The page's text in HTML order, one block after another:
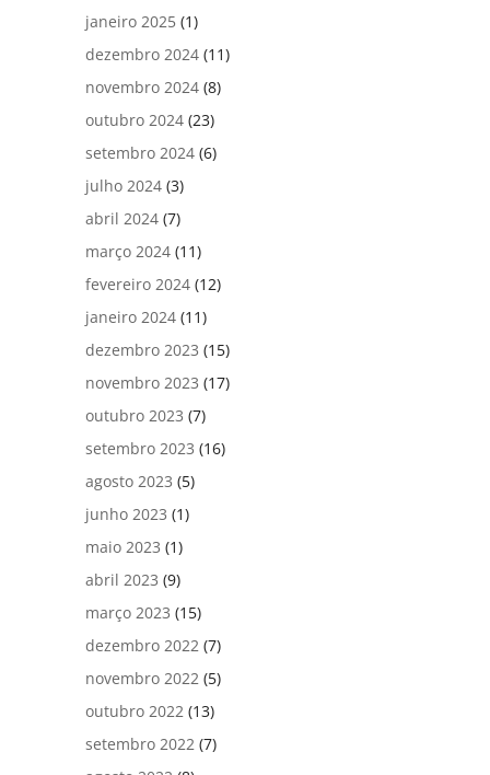
janeiro 2025 (1)
dezembro 2024 (11)
novembro 2024 (8)
outubro 2024 (23)
setembro 2024 (6)
julho 2024 (3)
abril 2024 (7)
março 2024 (11)
fevereiro 2024 (12)
janeiro 2024 (11)
dezembro 2023 (15)
novembro 2023 (17)
outubro 2023 (7)
setembro 2023 (16)
agosto 2023 (5)
junho 2023 (1)
maio 2023 (1)
abril 2023 (9)
março 2023 (15)
dezembro 2022 (7)
novembro 2022 (5)
outubro 2022 (13)
setembro 2022 (7)